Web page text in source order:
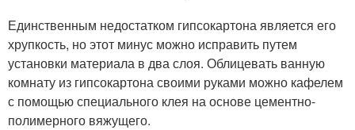
Единственным недостатком гипсокартона является его
хрупкость, но этот минус можно исправить путем
установки материала в два слоя. Облицевать ванную
комнату из гипсокартона своими руками можно кафелем
с помощью специального клея на основе цементно-
полимерного вяжущего.